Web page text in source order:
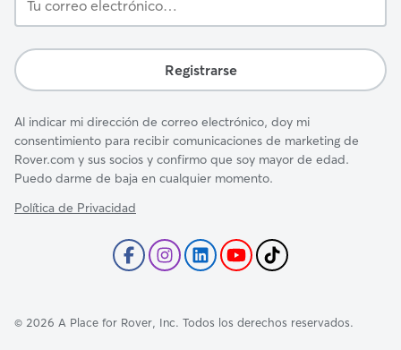
correo
Registrarse
Al indicar mi dirección de correo electrónico, doy mi
consentimiento para recibir comunicaciones de marketing de
Rover.com y sus socios y confirmo que soy mayor de edad.
Puedo darme de baja en cualquier momento.
Política de Privacidad
© 2026 A Place for Rover, Inc. Todos los derechos reservados.